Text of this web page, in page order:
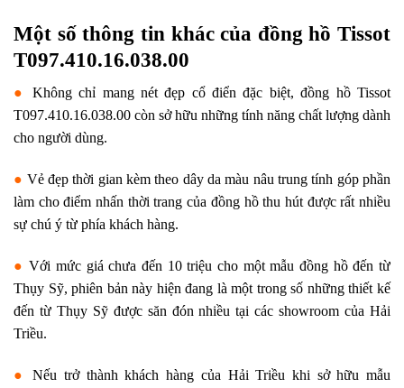
Một số thông tin khác của đồng hồ Tissot
T097.410.16.038.00
●
Không chỉ mang nét đẹp cổ điển đặc biệt, đồng hồ Tissot
T097.410.16.038.00 còn sở hữu những tính năng chất lượng dành
cho người dùng.
● Vẻ đẹp thời gian kèm theo dây da màu nâu trung tính góp phần
làm cho điểm nhấn thời trang của đồng hồ thu hút được rất nhiều
sự chú ý từ phía khách hàng.
● Với mức giá chưa đến 10 triệu cho một mẫu đồng hồ đến từ
Thụy Sỹ, phiên bản này hiện đang là một trong số những thiết kế
đến từ Thụy Sỹ được săn đón nhiều tại các showroom của Hải
Triều.
●
Nếu trở thành khách hàng của Hải Triều khi sở hữu mẫu